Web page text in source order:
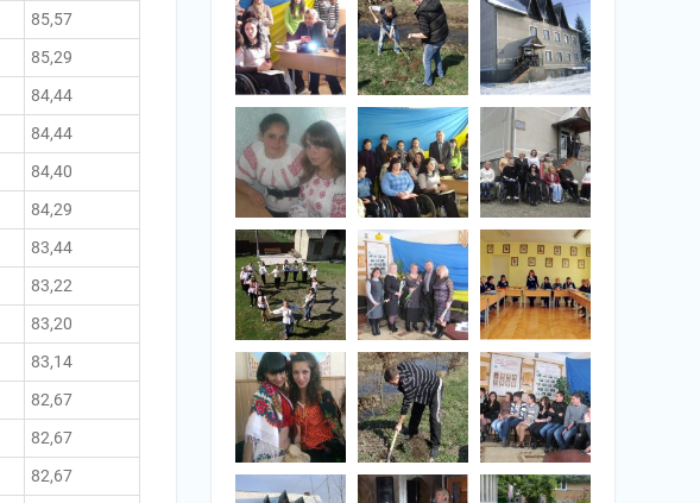
85,57
85,29
84,44
84,44
84,40
84,29
83,44
83,22
83,20
83,14
82,67
82,67
82,67